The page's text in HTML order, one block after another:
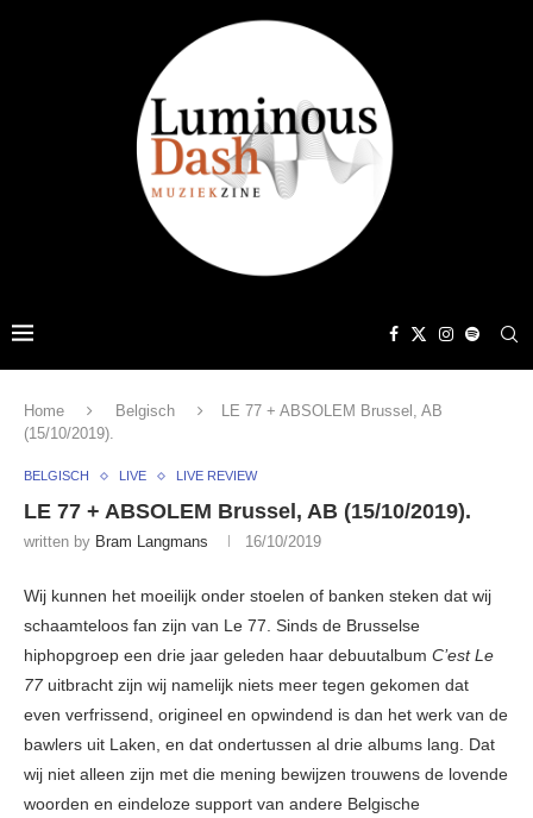
Home Belgisch
LE 77 + ABSOLEM Brussel, AB
(15/10/2019).
BELGISCH LIVE LIVE REVIEW
LE 77 + ABSOLEM Brussel, AB (15/10/2019).
written by Bram Langmans 16/10/2019
Wij kunnen het moeilijk onder stoelen of banken steken dat wij
schaamteloos fan zijn van Le 77. Sinds de Brusselse
hiphopgroep een drie jaar geleden haar debuutalbum C’est Le
77uitbracht zijn wij namelijk niets meer tegen gekomen dat
even verfrissend, origineel en opwindend is dan het werk van de
bawlers uit Laken, en dat ondertussen al drie albums lang. Dat
wij niet alleen zijn met die mening bewijzen trouwens de lovende
woorden en eindeloze support van andere Belgische